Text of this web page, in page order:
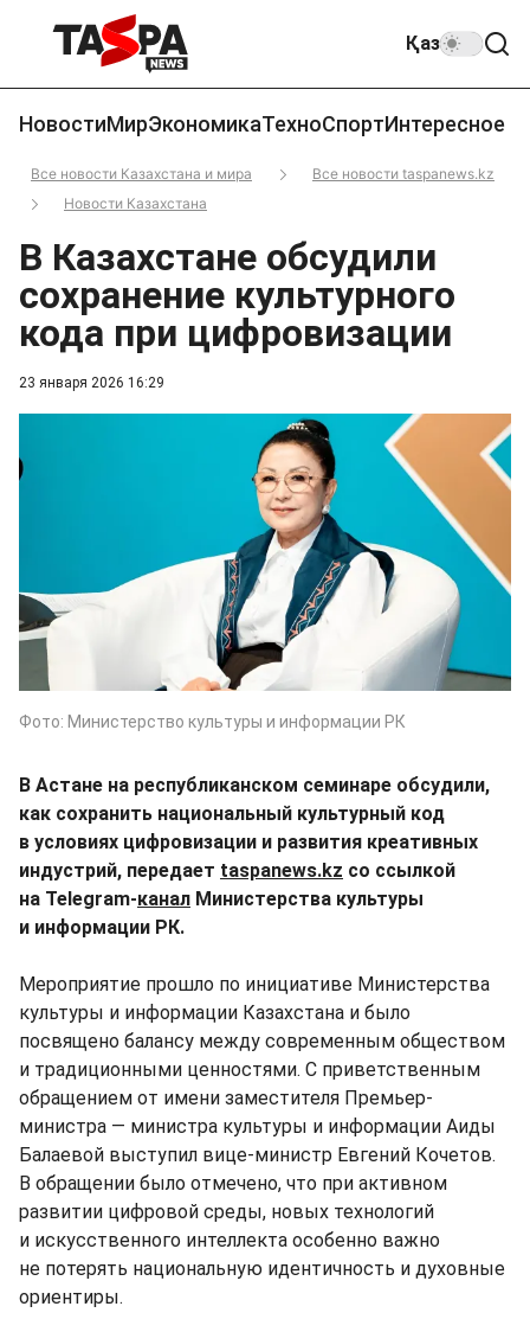
Қаз
НовостиМирЭкономикаТехноСпортИнтересное
Все новости Казахстана и мира
Все новости taspanews.kz
Новости Казахстана
23 января 2026 16:29
В Казахстане обсудили
сохранение культурного
кода при цифровизации
Фото: Министерство культуры и информации РК
В Астане на республиканском семинаре обсудили,
как сохранить национальный культурный код
в условиях цифровизации и развития креативных
индустрий, передает taspanews.kz со ссылкой
на Telegram-канал Министерства культуры
и информации РК.
Мероприятие прошло по инициативе Министерства
культуры и информации Казахстана и было
посвящено балансу между современным обществом
и традиционными ценностями. С приветственным
обращением от имени заместителя Премьер-
министра — министра культуры и информации Аиды
Балаевой выступил вице-министр Евгений Кочетов.
В обращении было отмечено, что при активном
развитии цифровой среды, новых технологий
и искусственного интеллекта особенно важно
не потерять национальную идентичность и духовные
ориентиры.